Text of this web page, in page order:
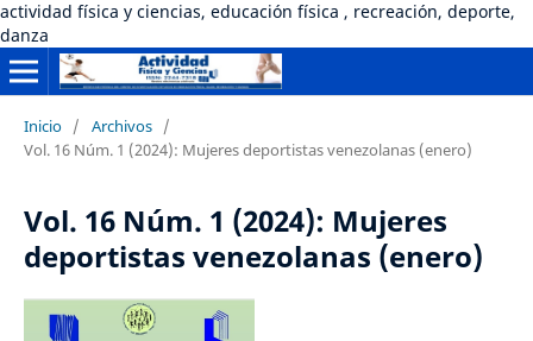
actividad física y ciencias, educación física , recreación, deporte,
danza
Inicio / Archivos /
Vol. 16 Núm. 1 (2024): Mujeres deportistas venezolanas (enero)
Vol. 16 Núm. 1 (2024): Mujeres
deportistas venezolanas (enero)